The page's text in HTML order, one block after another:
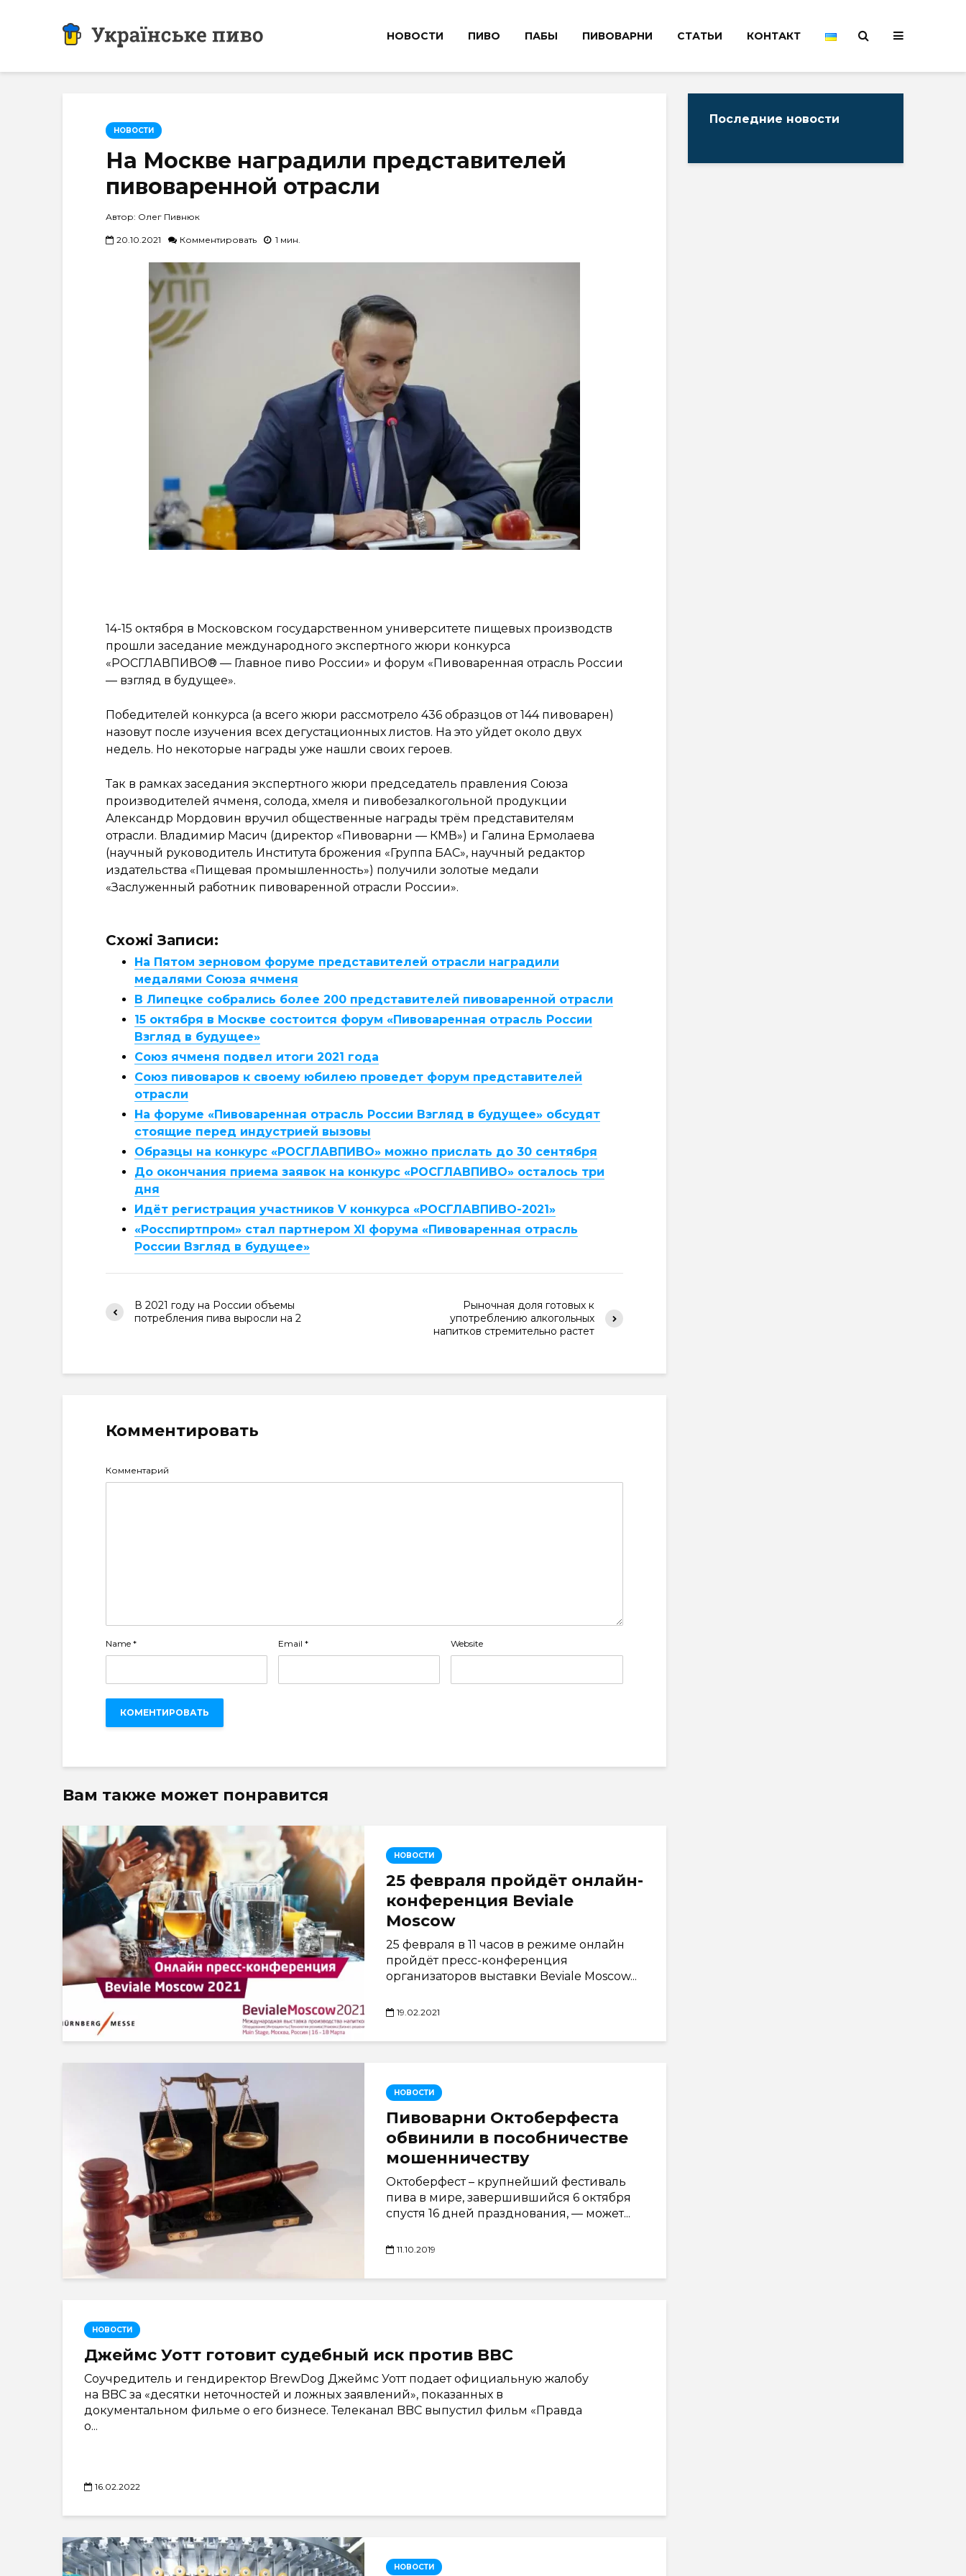
НОВОСТИ ПИВО ПАБЫ ПИВОВАРНИ СТАТЬИ КОНТАКТ
НОВОСТИ
На Москве наградили представителей
пивоваренной отрасли
Автор: Олег Пивнюк
20.10.2021 Комментировать 1 мин.
14-15 октября в Московском государственном университете пищевых производств
прошли заседание международного экспертного жюри конкурса
«РОСГЛАВПИВО® — Главное пиво России» и форум «Пивоваренная отрасль России
— взгляд в будущее».
Победителей конкурса (а всего жюри рассмотрело 436 образцов от 144 пивоварен)
назовут после изучения всех дегустационных листов. На это уйдет около двух
недель. Но некоторые награды уже нашли своих героев.
Так в рамках заседания экспертного жюри председатель правления Союза
производителей ячменя, солода, хмеля и пивобезалкогольной продукции
Александр Мордовин вручил общественные награды трём представителям
отрасли. Владимир Масич (директор «Пивоварни — КМВ») и Галина Ермолаева
(научный руководитель Института брожения «Группа БАС», научный редактор
издательства «Пищевая промышленность») получили золотые медали
«Заслуженный работник пивоваренной отрасли России».
Схожі Записи:
На Пятом зерновом форуме представителей отрасли наградили
медалями Союза ячменя
В Липецке собрались более 200 представителей пивоваренной отрасли
15 октября в Москве состоится форум «Пивоваренная отрасль России
Взгляд в будущее»
Союз ячменя подвел итоги 2021 года
Союз пивоваров к своему юбилею проведет форум представителей
отрасли
На форуме «Пивоваренная отрасль России Взгляд в будущее» обсудят
стоящие перед индустрией вызовы
Образцы на конкурс «РОСГЛАВПИВО» можно прислать до 30 сентября
До окончания приема заявок на конкурс «РОСГЛАВПИВО» осталось три
дня
Идёт регистрация участников V конкурса «РОСГЛАВПИВО-2021»
«Росспиртпром» стал партнером XI форума «Пивоваренная отрасль
России Взгляд в будущее»
В 2021 году на России объемы
потребления пива выросли на 2
Рыночная доля готовых к
употреблению алкогольных
напитков стремительно растет
Комментировать
Комментарий
Name * Email * Website
Вам также может понравится
НОВОСТИ
25 февраля пройдёт онлайн-
конференция Beviale
Moscow
25 февраля в 11 часов в режиме онлайн
пройдёт пресс-конференция
организаторов выставки Beviale Moscow...
19.02.2021
НОВОСТИ
Пивоварни Октоберфеста
обвинили в пособничестве
мошенничеству
Октоберфест – крупнейший фестиваль
пива в мире, завершившийся 6 октября
спустя 16 дней празднования, — может...
11.10.2019
НОВОСТИ
Джеймс Уотт готовит судебный иск против BBC
Соучредитель и гендиректор BrewDog Джеймс Уотт подает официальную жалобу
на BBC за «десятки неточностей и ложных заявлений», показанных в
документальном фильме о его бизнесе. Телеканал BBC выпустил фильм «Правда
о...
16.02.2022
НОВОСТИ
Последние новости